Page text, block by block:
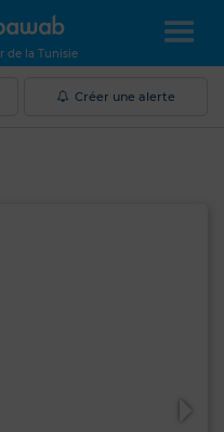
de la Tunisie
Créer une alerte